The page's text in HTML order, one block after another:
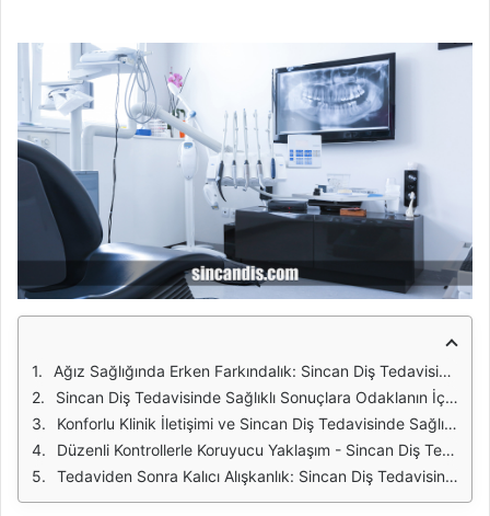
Ağız Sağlığında Erken Farkındalık: Sincan Diş Tedavisinde Sağlıklı Sonuçlara Odaklanın
Sincan Diş Tedavisinde Sağlıklı Sonuçlara Odaklanın İçin Planlı Bakımla Sorunları Ayırmak
Konforlu Klinik İletişimi ve Sincan Diş Tedavisinde Sağlıklı Sonuçlara Odaklanın
Düzenli Kontrollerle Koruyucu Yaklaşım - Sincan Diş Tedavisinde Sağlıklı Sonuçlara Odaklanın
Tedaviden Sonra Kalıcı Alışkanlık: Sincan Diş Tedavisinde Sağlıklı Sonuçlara Odaklanın